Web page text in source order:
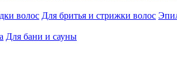
волос Для бритья и стрижки волос
Для бани и сауны